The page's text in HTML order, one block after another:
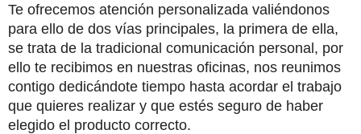
Te ofrecemos atención personalizada valiéndonos
para ello de dos vías principales, la primera de ella,
se trata de la tradicional comunicación personal, por
ello te recibimos en nuestras oficinas, nos reunimos
contigo dedicándote tiempo hasta acordar el trabajo
que quieres realizar y que estés seguro de haber
elegido el producto correcto.